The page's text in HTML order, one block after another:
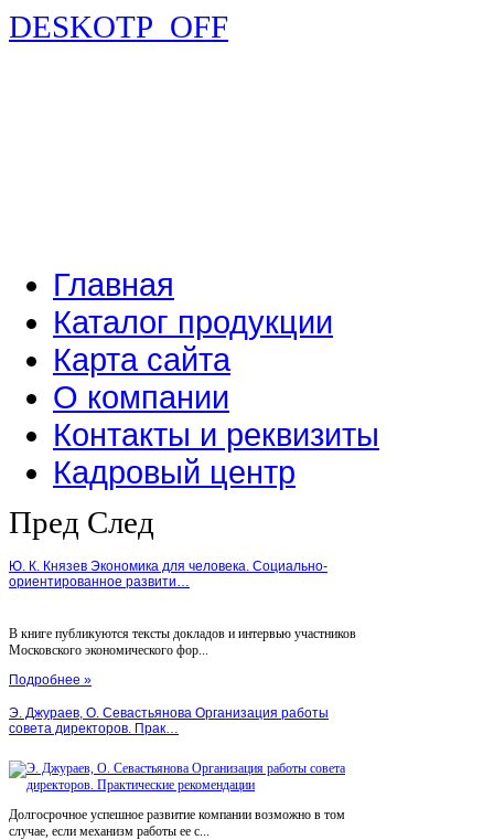
DESKOTP_OFF
Главная
Каталог продукции
Карта сайта
О компании
Контакты и реквизиты
Кадровый центр
Пред След
Ю. К. Князев Экономика для человека. Социально-
ориентированное развити…
В книге публикуются тексты докладов и интервью участников
Московского экономического фор...
Подробнее »
Э. Джураев, О. Севастьянова Организация работы
совета директоров. Прак…
Долгосрочное успешное развитие компании возможно в том
случае, если механизм работы ее с...